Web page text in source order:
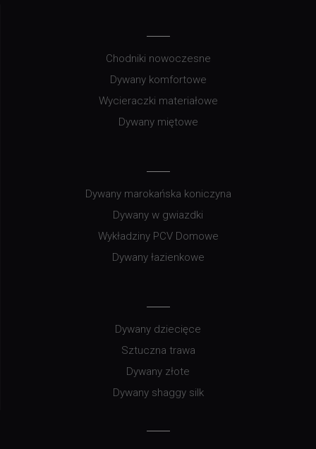
Chodniki nowoczesne
Dywany komfortowe
Wycieraczki materiałowe
Dywany miętowe
Dywany marokańska koniczyna
Dywany w gwiazdki
Wykładziny PCV Domowe
Dywany łazienkowe
Dywany dziecięce
Sztuczna trawa
Dywany złote
Dywany shaggy silk